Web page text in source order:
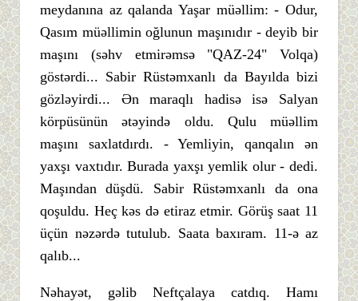
meydanına az qalanda Yaşar müəllim: - Odur,
Qasım müəllimin oğlunun maşınıdır - deyib bir
maşını (səhv etmirəmsə "QAZ-24" Volqa)
göstərdi... Sabir Rüstəmxanlı da Bayılda bizi
gözləyirdi... Ən maraqlı hadisə isə Salyan
körpüsünün ətəyində oldu. Qulu müəllim
maşını saxlatdırdı. - Yemliyin, qanqalın ən
yaxşı vaxtıdır. Burada yaxşı yemlik olur - dedi.
Maşından düşdü. Sabir Rüstəmxanlı da ona
qoşuldu. Heç kəs də etiraz etmir. Görüş saat 11
üçün nəzərdə tutulub. Saata baxıram. 11-ə az
qalıb...
Nəhayət, gəlib Neftçalaya catdıq. Hamı